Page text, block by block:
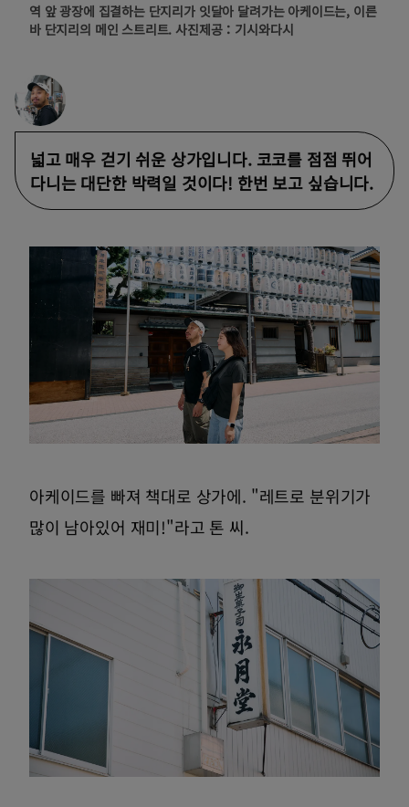
역 앞 광장에 집결하는 단지리가 잇달아 달려가는 아케이드는, 이른
바 단지리의 메인 스트리트. 사진제공：기시와다시
넓고 매우 걷기 쉬운 상가입니다. 코코를 점점 뛰어
다니는 대단한 박력일 것이다! 한번 보고 싶습니다.
아케이드를 빠져 책대로 상가에. "레트로 분위기가
많이 남아있어 재미!"라고 톤 씨.